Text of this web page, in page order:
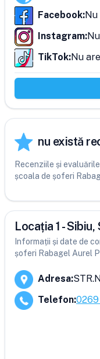
Facebook:Nu
Instagram:
TikTok:Nu
nu există
Recenziile și
școala de șoferi
Locația 1 - Sibiu,
Informații și date de
șoferi Rabagel Aurel
Adresa:
Telefon: